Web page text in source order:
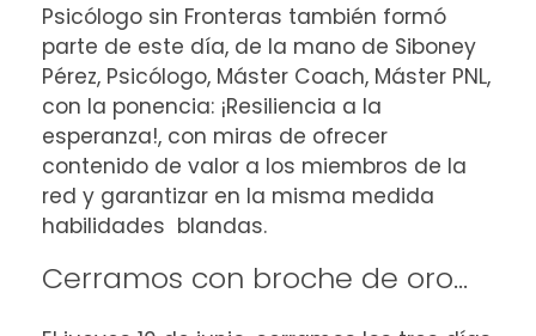
Psicólogo sin Fronteras también formó
parte de este día, de la mano de Siboney
Pérez, Psicólogo, Máster Coach, Máster PNL,
con la ponencia: ¡Resiliencia a la
esperanza!, con miras de ofrecer
contenido de valor a los miembros de la
red y garantizar en la misma medida
habilidades blandas.
Cerramos con broche de oro…